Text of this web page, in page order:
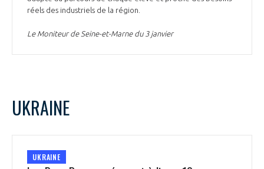
réels des industriels de la région.
Le Moniteur de Seine-et-Marne du 3 janvier
UKRAINE
UKRAINE